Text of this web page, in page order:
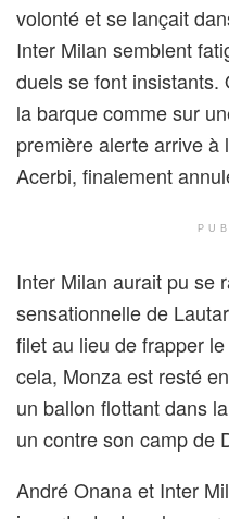
volonté et se lançait
Inter Milan semblent
duels se font insistants.
la barque comme sur
première alerte arrive à
Acerbi, finalement
Inter Milan aurait pu se
sensationnelle de
filet au lieu de frapper
cela, Monza est resté
un ballon flottant dans
un contre son camp de
André Onana et Inter